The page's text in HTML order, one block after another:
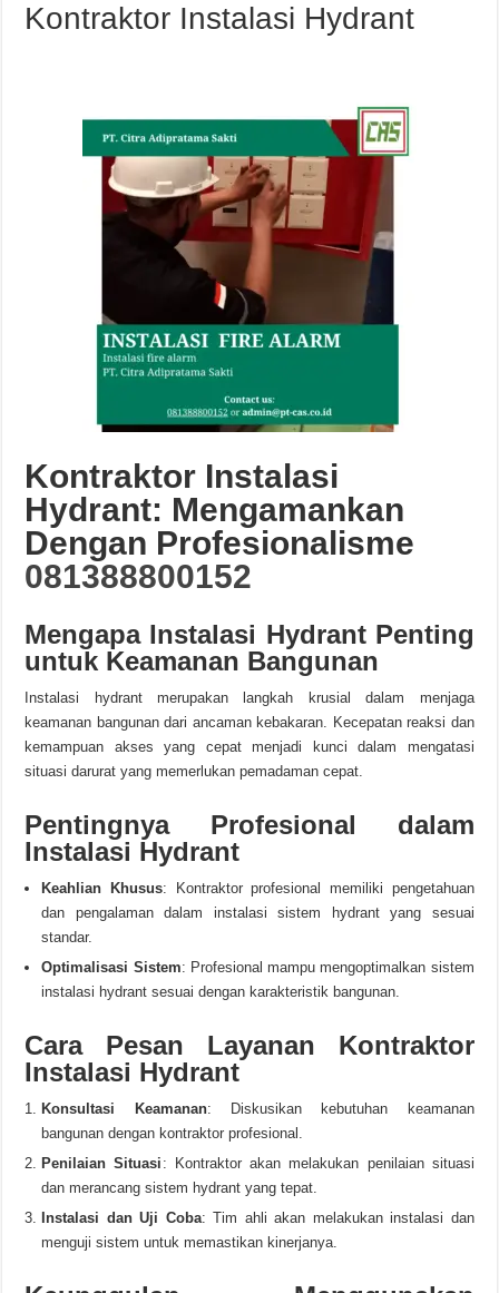
Kontraktor Instalasi Hydrant
Kontraktor Instalasi
Hydrant: Mengamankan
Dengan Profesionalisme
081388800152
Mengapa Instalasi Hydrant Penting
untuk Keamanan Bangunan
Instalasi hydrant merupakan langkah krusial dalam menjaga
keamanan bangunan dari ancaman kebakaran. Kecepatan reaksi dan
kemampuan akses yang cepat menjadi kunci dalam mengatasi
situasi darurat yang memerlukan pemadaman cepat.
Pentingnya Profesional dalam
Instalasi Hydrant
Keahlian Khusus: Kontraktor profesional memiliki pengetahuan
dan pengalaman dalam instalasi sistem hydrant yang sesuai
standar.
Optimalisasi Sistem: Profesional mampu mengoptimalkan sistem
instalasi hydrant sesuai dengan karakteristik bangunan.
Cara Pesan Layanan Kontraktor
Instalasi Hydrant
Konsultasi Keamanan: Diskusikan kebutuhan keamanan
bangunan dengan kontraktor profesional.
Penilaian Situasi : Kontraktor akan melakukan penilaian situasi
dan merancang sistem hydrant yang tepat.
Instalasi dan Uji Coba: Tim ahli akan melakukan instalasi dan
menguji sistem untuk memastikan kinerjanya.